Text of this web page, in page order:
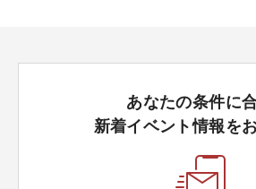
あなたの条件に
新着イベント情報を